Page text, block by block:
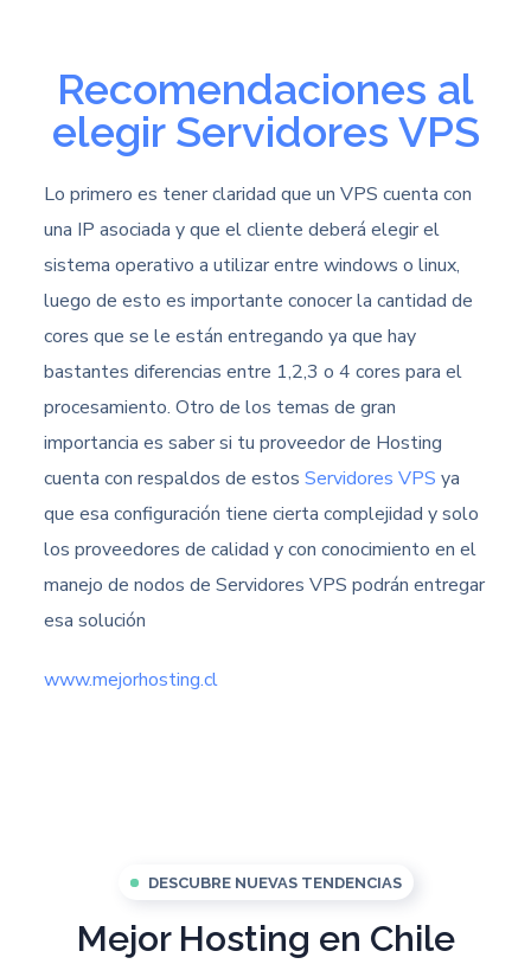
Recomendaciones al
elegir Servidores VPS
Lo primero es tener claridad que un VPS cuenta con
una IP asociada y que el cliente deberá elegir el
sistema operativo a utilizar entre windows o linux,
luego de esto es importante conocer la cantidad de
cores que se le están entregando ya que hay
bastantes diferencias entre 1,2,3 o 4 cores para el
procesamiento. Otro de los temas de gran
importancia es saber si tu proveedor de Hosting
cuenta con respaldos de estosServidores VPS ya
que esa configuración tiene cierta complejidad y solo
los proveedores de calidad y con conocimiento en el
manejo de nodos de Servidores VPS podrán entregar
esa solución
www.mejorhosting.cl
DESCUBRE NUEVAS TENDENCIAS
Mejor Hosting en Chile